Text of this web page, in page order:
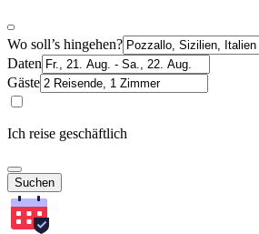
Wo soll’s hingehen?
Daten
Gäste
Ich reise geschäftlich
Suchen